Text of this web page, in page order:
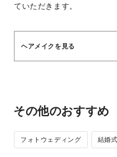
ていただきます。
ヘアメイクを見る
その他のおすすめ
フォトウェディング 結婚